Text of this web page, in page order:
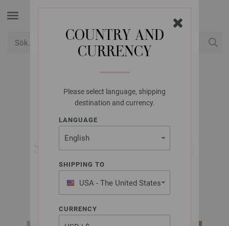
COUNTRY AND
CURRENCY
Please select language, shipping
destination and currency.
LANGUAGE
SHIPPING TO
USA - The United States
of America
CURRENCY
LANA GROSSA
JACKA LANDLUST
BAUMWOLLE -
STICKMÖNSTER (NO)